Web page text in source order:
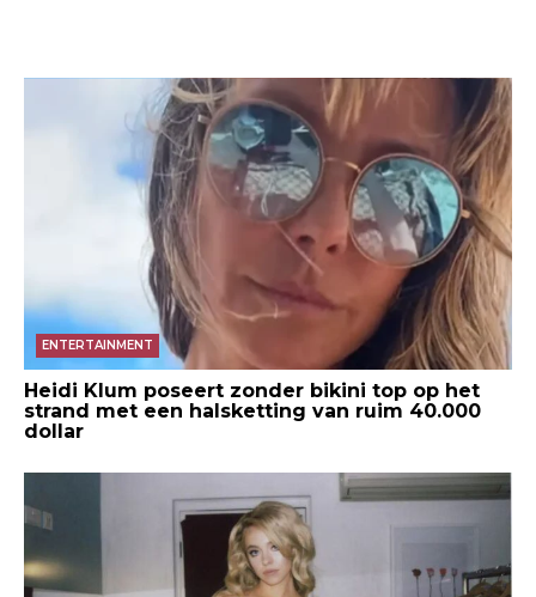
ENTERTAINMENT
Heidi Klum poseert zonder bikini top op het
strand met een halsketting van ruim 40.000
dollar